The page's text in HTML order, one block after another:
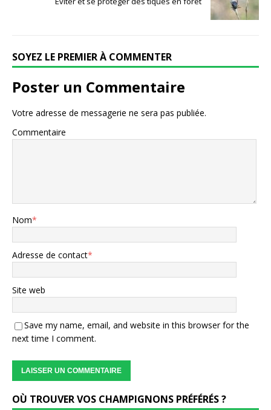
SOYEZ LE PREMIER À COMMENTER
Poster un Commentaire
Votre adresse de messagerie ne sera pas publiée.
Commentaire
Nom*
Adresse de contact*
Site web
Save my name, email, and website in this browser for the
next time I comment.
OÙ TROUVER VOS CHAMPIGNONS PRÉFÉRÉS ?